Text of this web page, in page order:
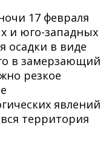
17 февраля
и юго-западных
осадки в виде
в замерзающий
резкое
явлений
территория